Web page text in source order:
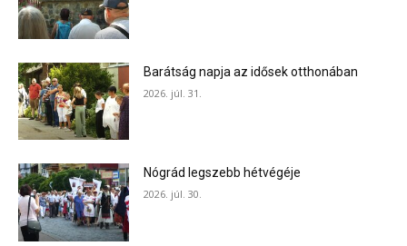
Barátság napja az idősek otthonában
2026. júl. 31.
Nógrád legszebb hétvégéje
2026. júl. 30.